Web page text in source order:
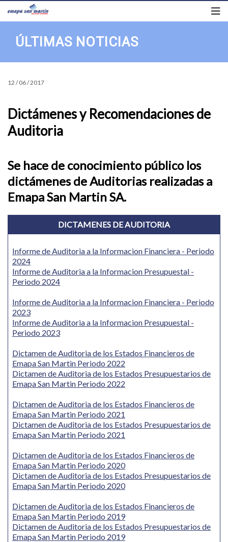
Síguenos en
ÚLTIMAS NOTICIAS
12 / 06 / 2017
Dictámenes y Recomendaciones de
Auditoria
Se hace de conocimiento público los
dictámenes de Auditorias realizadas a
Emapa San Martin SA.
DICTAMENES DE AUDITORIA
Informe de Auditoria a la Informacion Financiera - Periodo
2024
Informe de Auditoria a la Informacion Presupuestal -
Periodo 2024
Informe de Auditoria a la Informacion Financiera - Periodo
2023
Informe de Auditoria a la Informacion Presupuestal -
Periodo 2023
Dictamen de Auditoria de los Estados Financieros de
Emapa San Martin Periodo 2022
Dictamen de Auditoria de los Estados Presupuestarios de
Emapa San Martin Periodo 2022
Dictamen de Auditoria de los Estados Financieros de
Emapa San Martin Periodo 2021
Dictamen de Auditoria de los Estados Presupuestarios de
Emapa San Martin Periodo 2021
Dictamen de Auditoria de los Estados Financieros de
Emapa San Martin Periodo 2020
Dictamen de Auditoria de los Estados Presupuestarios de
Emapa San Martin Periodo 2020
Dictamen de Auditoria de los Estados Financieros de
Emapa San Martin Periodo 2019
Dictamen de Auditoria de los Estados Presupuestarios de
Emapa San Martin Periodo 2019